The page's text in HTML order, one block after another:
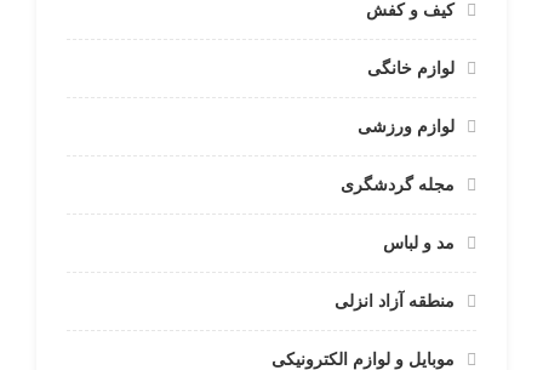
کیف و کفش
لوازم خانگی
لوازم ورزشی
مجله گردشگری
مد و لباس
منطقه آزاد انزلی
موبایل و لوازم الکترونیکی